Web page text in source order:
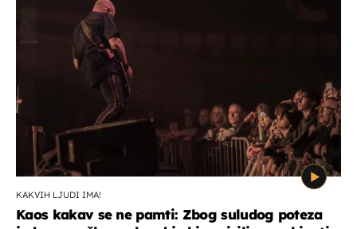
KAKVIH LJUDI IMA!
Kaos kakav se ne pamti: Zbog suludog poteza